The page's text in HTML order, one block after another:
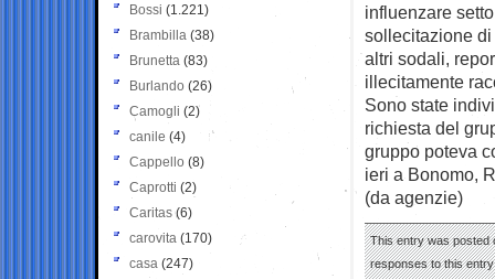
influenzare
sollecitazione di
altri sodali,
illecitamente
Sono state
richiesta del
gruppo poteva
ieri a Bonomo,
(da agenzie)
This entry was posted
responses to this
Bossi (1.221)
Brambilla (38)
Brunetta (83)
Burlando (26)
Camogli (2)
canile (4)
Cappello (8)
Caprotti (2)
Caritas (6)
carovita (170)
casa (247)